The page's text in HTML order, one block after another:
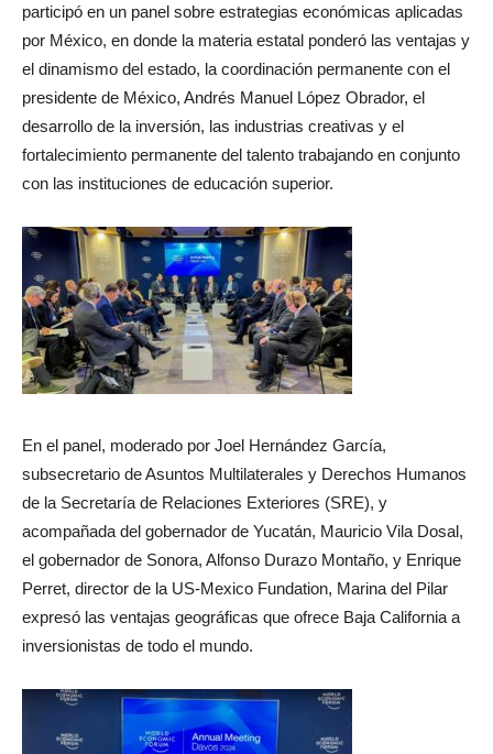
participó en un panel sobre estrategias económicas aplicadas
por México, en donde la materia estatal ponderó las ventajas y
el dinamismo del estado, la coordinación permanente con el
presidente de México, Andrés Manuel López Obrador, el
desarrollo de la inversión, las industrias creativas y el
fortalecimiento permanente del talento trabajando en conjunto
con las instituciones de educación superior.
En el panel, moderado por Joel Hernández García,
subsecretario de Asuntos Multilaterales y Derechos Humanos
de la Secretaría de Relaciones Exteriores (SRE), y
acompañada del gobernador de Yucatán, Mauricio Vila Dosal,
el gobernador de Sonora, Alfonso Durazo Montaño, y Enrique
Perret, director de la US-Mexico Fundation, Marina del Pilar
expresó las ventajas geográficas que ofrece Baja California a
inversionistas de todo el mundo.